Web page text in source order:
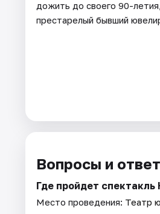
дожить до своего 90-
престарелый бывший
Вопросы и
Где пройдет
Место проведения: Театр